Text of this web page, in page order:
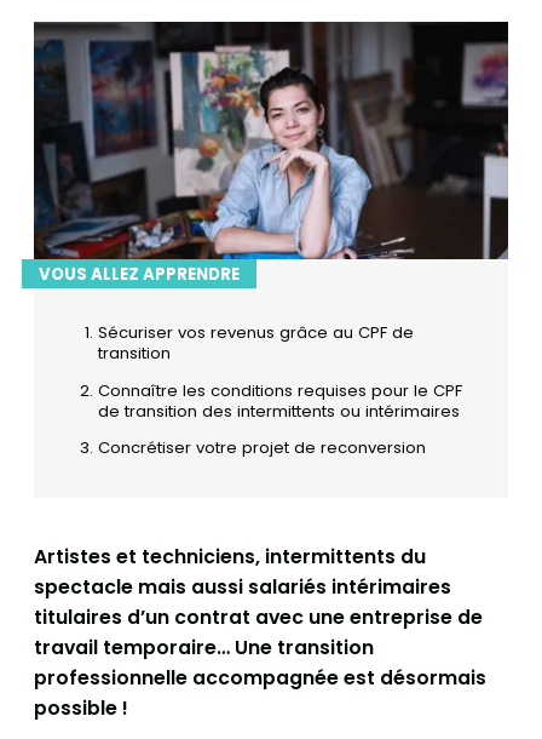
VOUS ALLEZ APPRENDRE
Sécuriser vos revenus grâce au CPF de
transition
Connaître les conditions requises pour le CPF
de transition des intermittents ou intérimaires
Concrétiser votre projet de reconversion
Artistes et techniciens, intermittents du
spectacle mais aussi salariés intérimaires
titulaires d’un contrat avec une entreprise de
travail temporaire… Une transition
professionnelle accompagnée est désormais
possible !